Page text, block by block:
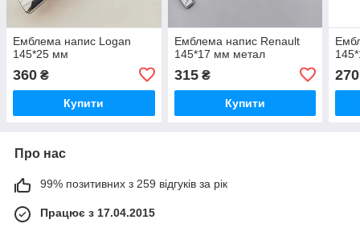
Емблема напис Logan
145*25 мм
360 ₴
Купити
Емблема напис Renault
145*17 мм метал
315₴
Купити
270
Про нас
99% позитивних з 259 відгуків за рік
Працює з 17.04.2015